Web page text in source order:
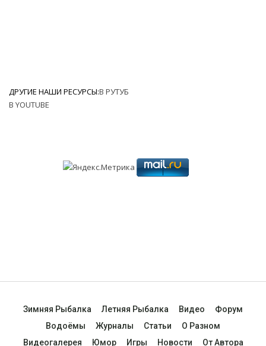
ДРУГИЕ НАШИ РЕСУРСЫ:В РУТУБ
В YOUTUBE
Зимняя Рыбалка Летняя Рыбалка Видео
Форум
Водоёмы
Журналы Статьи
О Разном
Видеогалерея
Юмор Игры Новости От Автора